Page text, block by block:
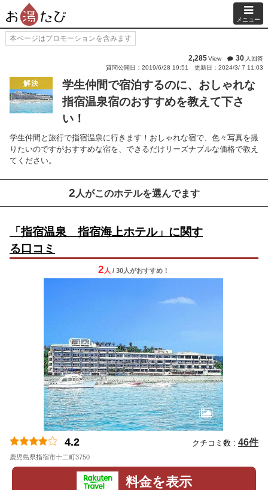
メニュー
本ページはプロモーションを含みます
2,285View 30 人回答
質問公開日：2019/6/28 19:51
更新日：2024/3/ 7 11:03
解決
学生仲間で宿泊するのに、おしゃれな
指宿温泉宿のおすすめを教えて下さ
い！
学生仲間と旅行で指宿温泉に行きます！おしゃれな宿で、色々写真を撮
りたいのですがおすすめな宿を、できるだけリーズナブルな価格で教え
てください。
2 人がこのホテルを選んでます
「指宿温泉 指宿海上ホテル」に関す
る口コミ
2 人 / 30人がおすすめ！
4.2 クチコミ数 : 46件
鹿児島県指宿市十二町3750
料金を表示